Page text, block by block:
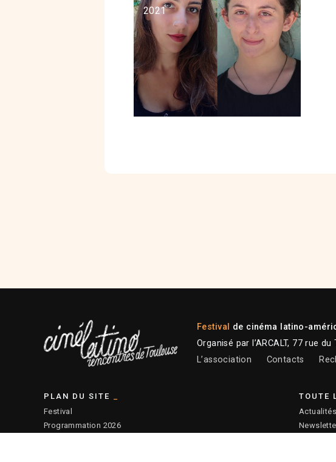
2021
Festival de cinéma latino-
Organisé par l’ARCALT, 77 rue
L’association
Contacts
PLAN DU SITE
Festival
Programmation 2026
TOUTE
Actualités